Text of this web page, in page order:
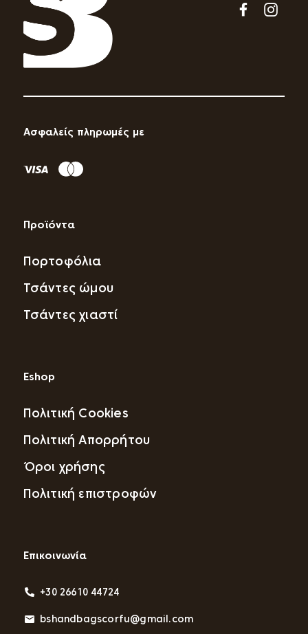
Ασφαλείς πληρωμές με
Προϊόντα
Πορτοφόλια
Τσάντες ώμου
Τσάντες χιαστί
Eshop
Πολιτική Cookies
Πολιτική Απορρήτου
Όροι χρήσης
Πολιτική επιστροφών
Επικοινωνία
+30 26610 44724
bshandbagscorfu@gmail.com